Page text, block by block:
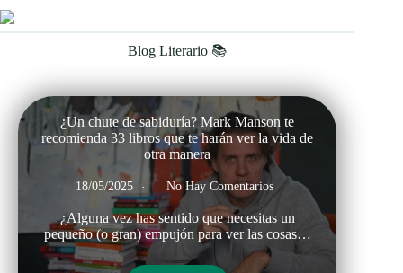
Blog Literario 📚
¿Un chute de sabiduría? Mark Manson te
recomienda 33 libros que te harán ver la vida de
otra manera
18/05/2025 No Hay Comentarios
¿Alguna vez has sentido que necesitas un
pequeño (o gran) empujón para ver las cosas…